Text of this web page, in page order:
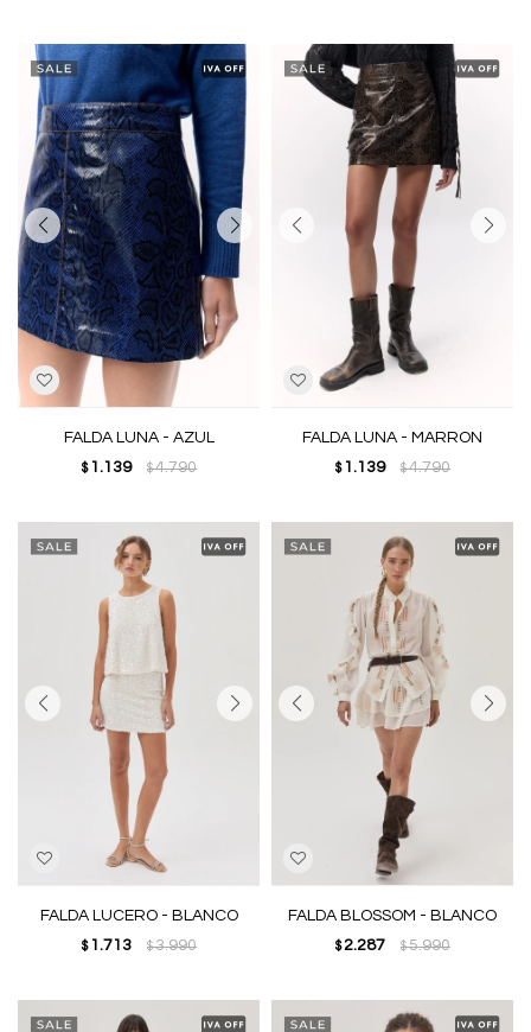
FALDA LUNA - AZUL
$ 1.139 $4.790
FALDA LUNA - MARRON
$ 1.139 $4.790
FALDA LUCERO - BLANCO
$ 1.713 $3.990
FALDA BLOSSOM - BLANCO
$ 2.287 $5.990